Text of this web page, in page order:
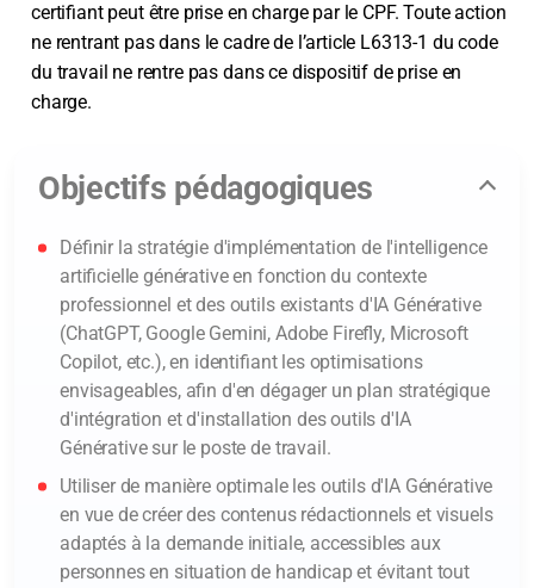
certifiant peut être prise en charge par le CPF. Toute action
ne rentrant pas dans le cadre de l’article L6313-1 du code
du travail ne rentre pas dans ce dispositif de prise en
charge.
Objectifs pédagogiques
Définir la stratégie d'implémentation de l'intelligence
artificielle générative en fonction du contexte
professionnel et des outils existants d'IA Générative
(ChatGPT, Google Gemini, Adobe Firefly, Microsoft
Copilot, etc.), en identifiant les optimisations
envisageables, afin d'en dégager un plan stratégique
d'intégration et d'installation des outils d'IA
Générative sur le poste de travail.
Utiliser de manière optimale les outils d'IA Générative
en vue de créer des contenus rédactionnels et visuels
adaptés à la demande initiale, accessibles aux
personnes en situation de handicap et évitant tout